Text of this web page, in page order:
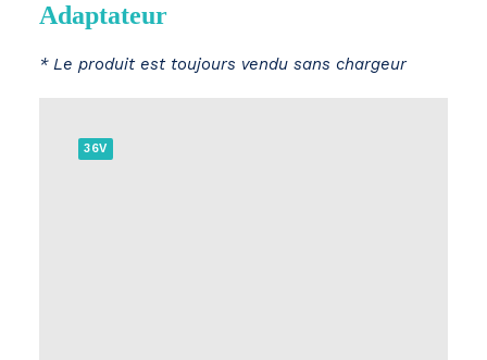
Adaptateur
* Le produit est toujours vendu sans chargeur
36V